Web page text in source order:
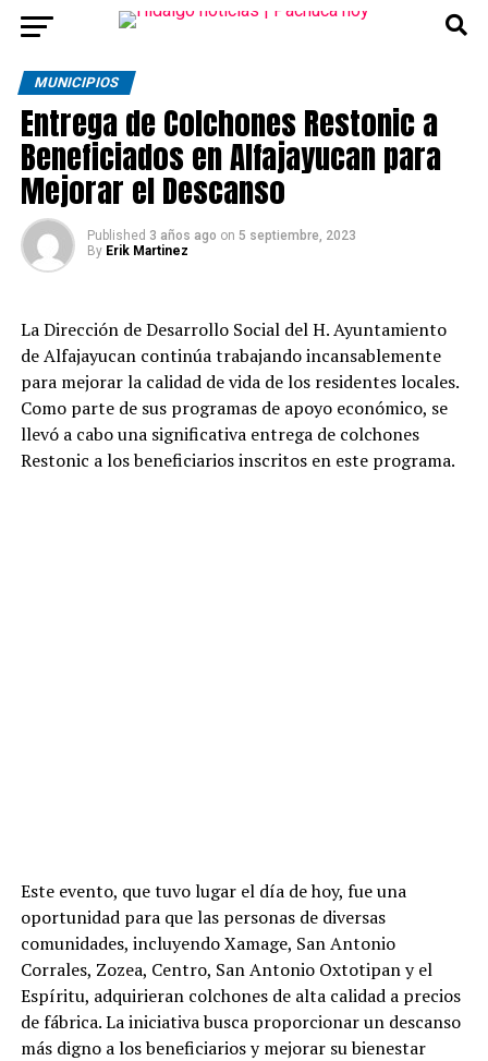
MUNICIPIOS
Entrega de Colchones Restonic a
Beneficiados en Alfajayucan para
Mejorar el Descanso
Published 3 años ago on 5 septiembre, 2023
By Erik Martinez
La Dirección de Desarrollo Social del H. Ayuntamiento
de Alfajayucan continúa trabajando incansablemente
para mejorar la calidad de vida de los residentes locales.
Como parte de sus programas de apoyo económico, se
llevó a cabo una significativa entrega de colchones
Restonic a los beneficiarios inscritos en este programa.
Este evento, que tuvo lugar el día de hoy, fue una
oportunidad para que las personas de diversas
comunidades, incluyendo Xamage, San Antonio
Corrales, Zozea, Centro, San Antonio Oxtotipan y el
Espíritu, adquirieran colchones de alta calidad a precios
de fábrica. La iniciativa busca proporcionar un descanso
más digno a los beneficiarios y mejorar su bienestar